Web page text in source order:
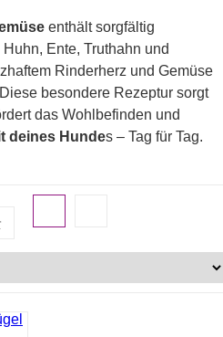
enthält sorgfältig
Ente, Truthahn und
Rinderherz und Gemüse
besondere Rezeptur sorgt
das Wohlbefinden und
deines Hundes – Tag für Tag.